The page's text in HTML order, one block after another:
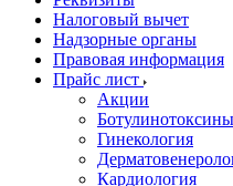
Налоговый вычет
Надзорные органы
Правовая информация
Прайс лист
Акции
Ботулинотоксины
Гинекология
Кардиология